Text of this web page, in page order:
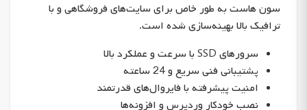
سون هاست به طور خاص برای سایت‌های فروشگاهی و با
ترافیک بالا بهینه‌سازی شده است.
سرورهای SSD با سرعت و عملکرد بالا
پشتیبانی فنی سریع و 24 ساعته
امنیت پیشرفته با فایروال‌های قدرتمند
نصب خودکار وردپرس و افزونه‌ها